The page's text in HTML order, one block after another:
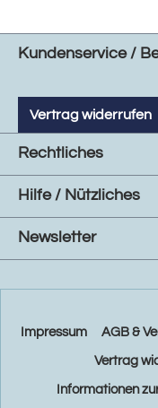
Kundenservice /
Vertrag widerrufen
Rechtliches
Hilfe / Nützliches
Newsletter
Impressum AGB &
Vertrag
Informationen